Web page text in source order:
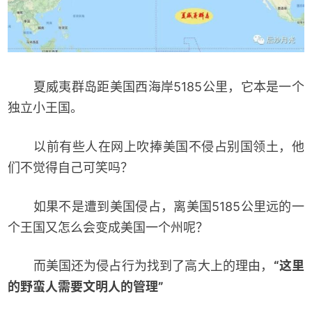
夏威夷群岛距美国西海岸5185公里，它本是一个
独立小王国。
以前有些人在网上吹捧美国不侵占别国领土，他
们不觉得自己可笑吗？
如果不是遭到美国侵占，离美国5185公里远的一
个王国又怎么会变成美国一个州呢？
而美国还为侵占行为找到了高大上的理由， “这里
的野蛮人需要文明人的管理”